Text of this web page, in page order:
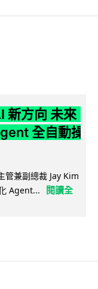
新方向 未來
全自動操
管兼副總裁 Jay Kim
Agent...
閱讀全